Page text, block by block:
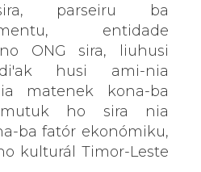
parseiru ba
entidade
ONG sira, liuhusi
husi ami-nia
matenek kona-ba
ho sira nia
ba fatór ekonómiku,
kulturál Timor-Leste